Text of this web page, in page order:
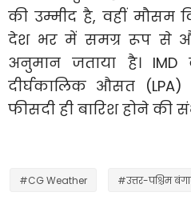
की उम्मीद है, वहीं मौसम
देश भर में समग्र रूप से
अनुमान जताया है।
दीर्घकालिक औसत
फीसदी ही बारिश होने की
#CG Weather #उत्तर-पश्चिम